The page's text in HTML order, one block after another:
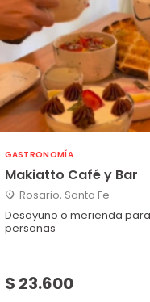
GASTRONOMÍA
Makiatto Café y Bar
Rosario, Santa Fe
Desayuno o merienda
personas
$ 23.600